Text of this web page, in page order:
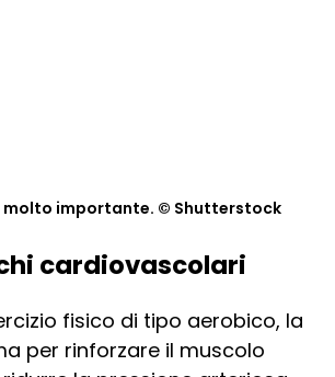
molto importante. © Shutterstock
cardiovascolari
fisico di tipo aerobico, la
per rinforzare il muscolo